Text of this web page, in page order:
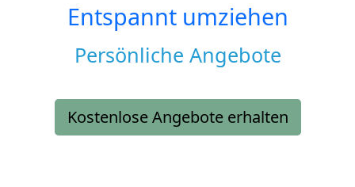
Entspannt umziehen
Persönliche Angebote
Kostenlose Angebote erhalten